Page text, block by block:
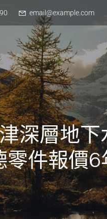
email@example.com
深層地下
零件報價6